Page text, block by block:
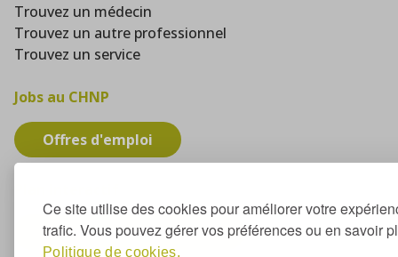
Ce site utilise des cookies pour améliorer votre
trafic. Vous pouvez gérer vos préférences ou en savoir
Politique de cookies.
Trouvez un médecin
Trouvez un autre professionnel
Trouvez un service
Jobs au CHNP
Offres d'emploi
Trouvez votre bâtiment